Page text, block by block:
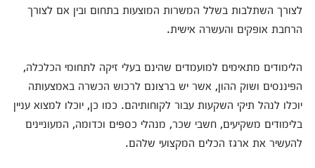
לצורך השתלבות בשלל המשרות המוצעות בתחום ובין אם לצורך
הרחבת אופקים והעשרה אישית.
הלימודים מתאימים למועמדים שהינם בעלי זיקה לתחומי הכלכלה,
הפיננסים ושוק ההון, אשר יש ברצונם לרכוש הכשרה באמצעותה
יוכלו לנהל תיקי השקעות עבור לקוחותיהם. כמו כן, יוכלו למצוא עניין
בלימודים משקיעים, חשבי שכר, מנהלי כספים וכדומה, המעוניינים
להעשיר את ארגז הכלים המקצועי שלהם.